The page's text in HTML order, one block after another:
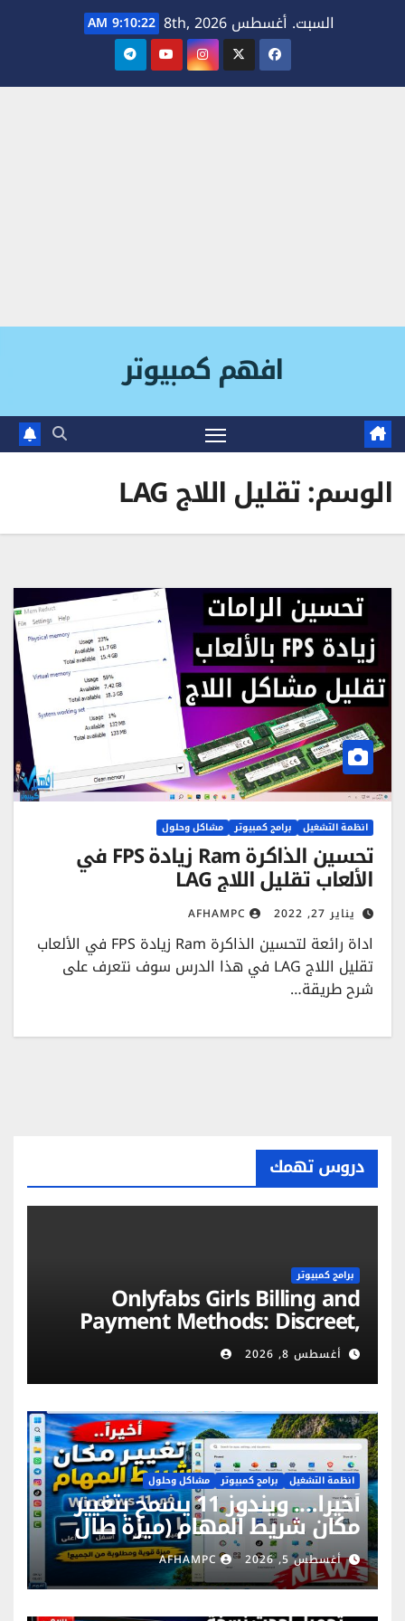
السبت. أغسطس 8th, 2026 9:10:23 AM
افهم كمبيوتر
الوسم:تقليل اللاج LAG
انظمة التشغيل برامج كمبيوتر مشاكل وحلول
تحسين الذاكرة Ram زيادة FPS في
الألعاب تقليل اللاج LAG
يناير 27, 2022 AFHAMPC
اداة رائعة لتحسين الذاكرة Ram زيادة FPS في الألعاب
تقليل اللاج LAG في هذا الدرس سوف نتعرف على
شرح طريقة…
دروس تهمك
برامج كمبيوتر
Onlyfabs Girls Billing and
Payment Methods: Discreet,
Secure & Flexible Options
أغسطس 8, 2026
انظمة التشغيل برامج كمبيوتر مشاكل وحلول
أخيراً…. ويندوز 11 يسمح بتغيير
مكان شريط المهام (ميزة طال
انتظارها)
أغسطس 5, 2026 AFHAMPC